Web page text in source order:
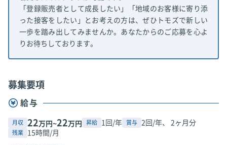
「登録販売者として成長したい」「地域のお客様に寄り添
った接客をしたい」とお考えの方は、ぜひトモズで新しい
一歩を踏み出してみませんか。あなたからのご応募を心よ
りお待ちしております。
募集要項
給与
月収 22万円~22万円 昇給 1回/年 賞与 2回/年、 2ヶ月分
残業 15時間/月